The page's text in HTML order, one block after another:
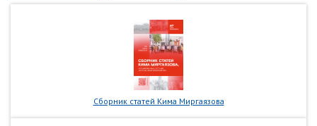
Сборник статей Кима Миргаязова